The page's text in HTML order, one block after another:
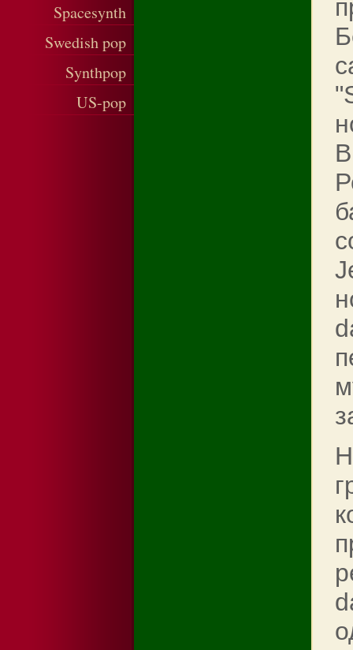
Spacesynth
Swedish pop
Synthpop
US-pop